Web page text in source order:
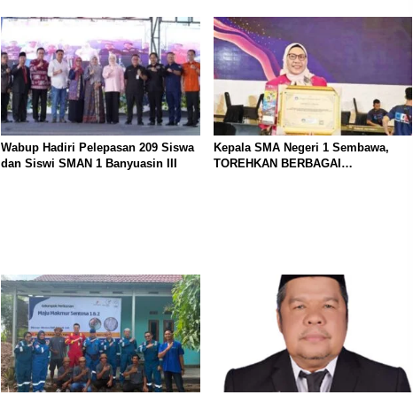
Jabatan Struktural Eselon III
Wabup Hadiri Pelepasan 209 Siswa
dan Siswi SMAN 1 Banyuasin III
Kepala SMA Negeri 1 Sembawa,
TOREHKAN BERBAGAI